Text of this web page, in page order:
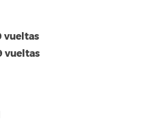
vueltas
vueltas